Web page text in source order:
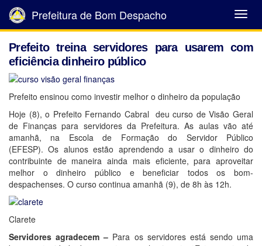
Abrir
Menu
Prefeitura de Bom Despacho
Prefeito treina servidores para usarem com
eficiência dinheiro público
Prefeito ensinou como investir melhor o dinheiro da população
Hoje (8), o Prefeito Fernando Cabral deu curso de Visão Geral
de Finanças para servidores da Prefeitura. As aulas vão até
amanhã, na Escola de Formação do Servidor Público
(EFESP). Os alunos estão aprendendo a usar o dinheiro do
contribuinte de maneira ainda mais eficiente, para aproveitar
melhor o dinheiro público e beneficiar todos os bom-
despachenses. O curso continua amanhã (9), de 8h às 12h.
Clarete
Servidores agradecem – Para os servidores está sendo uma